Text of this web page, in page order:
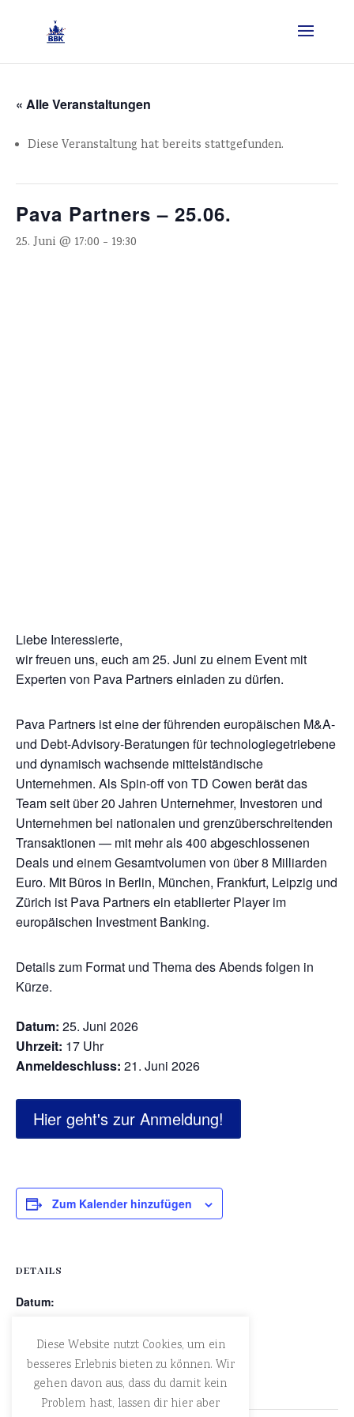
« Alle Veranstaltungen
Diese Veranstaltung hat bereits stattgefunden.
Pava Partners – 25.06.
25. Juni @ 17:00 - 19:30
Liebe Interessierte,
wir freuen uns, euch am 25. Juni zu einem Event mit
Experten von Pava Partners einladen zu dürfen.
Pava Partners ist eine der führenden europäischen M&A-
und Debt-Advisory-Beratungen für technologiegetriebene
und dynamisch wachsende mittelständische
Unternehmen. Als Spin-off von TD Cowen berät das
Team seit über 20 Jahren Unternehmer, Investoren und
Unternehmen bei nationalen und grenzüberschreitenden
Transaktionen — mit mehr als 400 abgeschlossenen
Deals und einem Gesamtvolumen von über 8 Milliarden
Euro. Mit Büros in Berlin, München, Frankfurt, Leipzig und
Zürich ist Pava Partners ein etablierter Player im
europäischen Investment Banking.
Details zum Format und Thema des Abends folgen in
Kürze.
Datum: 25. Juni 2026
Uhrzeit: 17 Uhr
Anmeldeschluss: 21. Juni 2026
Hier geht's zur Anmeldung!
Zum Kalender hinzufügen
DETAILS
Datum:
Zeit:
17:00 - 19:30
Diese Website nutzt Cookies, um ein
besseres Erlebnis bieten zu können. Wir
gehen davon aus, dass du damit kein
Problem hast, lassen dir hier aber